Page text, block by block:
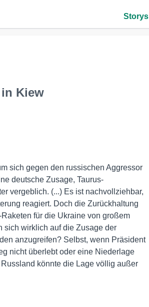
Storys
Kiew
sich gegen den russischen Aggressor
deutsche Zusage, Taurus-
vergeblich. (...) Es ist nachvollziehbar,
reagiert. Doch die Zurückhaltung
für die Ukraine von großem
sich wirklich auf die Zusage der
anzugreifen? Selbst, wenn Präsident
nicht überlebt oder eine Niederlage
könnte die Lage völlig außer